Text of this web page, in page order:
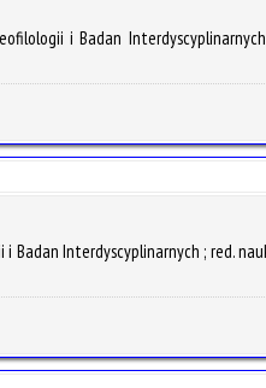
i Badan
Interdyscyplinarnych ; red.